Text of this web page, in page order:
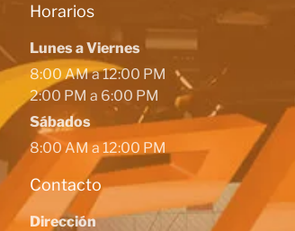
Horarios
Lunes a Viernes
8:00 AM a 12:00 PM
2:00 PM a 6:00 PM
Sábados
8:00 AM a 12:00 PM
Contacto
Dirección